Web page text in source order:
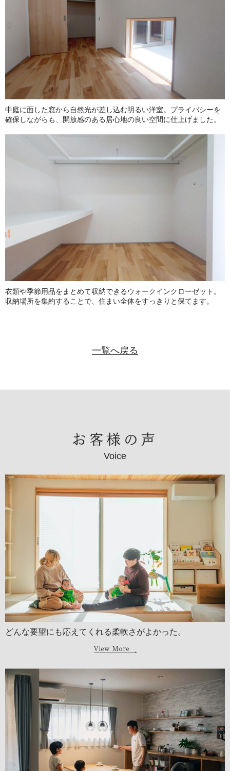
中庭に面した窓から自然光が差し込む明るい洋室。プライバシーを
確保しながらも、開放感のある居心地の良い空間に仕上げました。
衣類や季節用品をまとめて収納できるウォークインクローゼット。
収納場所を集約することで、住まい全体をすっきりと保てます。
一覧へ戻る
お客様の声
Voice
どんな要望にも応えてくれる柔軟さがよかった。
View More